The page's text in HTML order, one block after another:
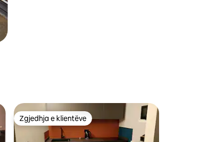
Zgjedhja e klientëve
Zgjedhja e klientëve